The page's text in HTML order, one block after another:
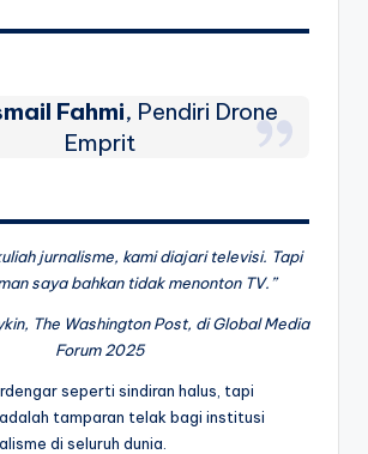
Fahmi, Pendiri Drone
Emprit
jurnalisme, kami diajari televisi. Tapi
saya bahkan tidak menonton TV.”
The Washington Post, di Global Media
Forum 2025
seperti sindiran halus, tapi
tamparan telak bagi institusi
di seluruh dunia.